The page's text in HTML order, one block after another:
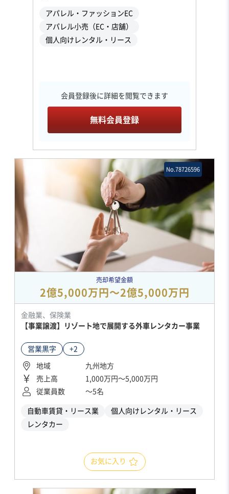
アパレル・ファッションEC
アパレル小売（EC・店舗）
個人向けレンタル・リース
会員登録後に詳細を閲覧できます
無料会員登録
No.78726596
売却希望金額
2億5,000万円〜2億5,000万円
金融業、保険業
【事業譲渡】リゾート地で展開する外車レンタカー事業
営業黒字 +2
地域
九州地方
売上高
1,000万円〜5,000万円
従業員数
〜5名
自動車賃貸・リース業
個人向けレンタル・リース
レンタカー
お気に入り